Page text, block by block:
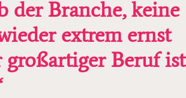
der Branche, keine
extrem ernst
großartiger Beruf ist